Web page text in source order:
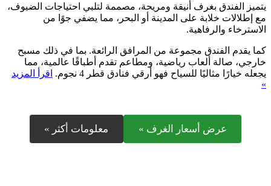
يتميز الفندق بغرف أنيقة ومريحة، مصممة لتلبي احتياجات الضيوف،
مع إطلالات خلابة على المدينة أو البحر، مما يضفي جوًا من
الاسترخاء والرفاهية.
كما يقدم الفندق مجموعة من المرافق الرائعة. بما في ذلك مسبح
خارجي، صالة ألعاب رياضية، ومطاعم تقدم أطباقًا عالمية، مما
يجعله خيارًا مثاليًا للسياح فهو أرقي فنادق قطر 4 نجوم.
اقرأ المزيد
»
عرض أسعار الغرف » معلومات أكثر »